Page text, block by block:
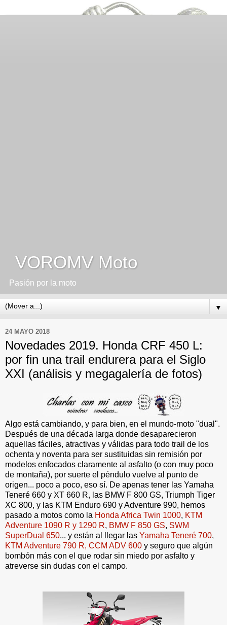
VOROMV Moto
Pasión por la moto
▼
24 MAYO 2018
Novedades 2019. Honda CRF 450 L:
por fin una trail endurera para el Siglo
XXI (análisis y megagalería de fotos)
Algo está cambiando, y para bien, en el mundo-moto "dual".
Después de una década larga donde desaparecieron
aquellas fáciles, atractivas y válidas para todo trail de los
ochenta y noventa para ser sustituidas sin remisión por
modelos enfocados claramente al asfalto (o con muy poco
de montaña), por suerte el péndulo vuelve al punto de
origen... poco a poco, eso sí. De apenas tener las Yamaha
Teneré 660 y XT 660 R, las BMW F 800 GS, Triumph Tiger
XC 800, y las KTM Enduro 690 y Adventure 990, hemos
pasado a motos como la Honda Africa Twin 1000, KTM
Adventure 1090 R y 1290 R, BMW F 850 GS, SWM
SuperDual 650... y están al llegar las Yamaha Teneré 700,
KTM Adventure 790 R, CCM ADV 600 y seguro que algún
bombón más con el que rodar sin miedo por asfalto y
atreverse sin dudas con el campo.